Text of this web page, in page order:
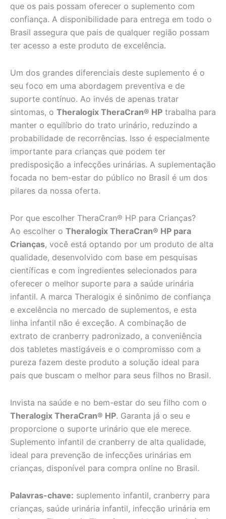
que os pais possam oferecer o suplemento com
confiança. A disponibilidade para entrega em todo o
Brasil assegura que pais de qualquer região possam
ter acesso a este produto de excelência.
Um dos grandes diferenciais deste suplemento é o
seu foco em uma abordagem preventiva e de
suporte contínuo. Ao invés de apenas tratar
sintomas, o Theralogix TheraCran® HP trabalha para
manter o equilíbrio do trato urinário, reduzindo a
probabilidade de recorrências. Isso é especialmente
importante para crianças que podem ter
predisposição a infecções urinárias. A suplementação
focada no bem-estar do público no Brasil é um dos
pilares da nossa oferta.
Por que escolher TheraCran® HP para Crianças?
Ao escolher o Theralogix TheraCran® HP para
Crianças, você está optando por um produto de alta
qualidade, desenvolvido com base em pesquisas
científicas e com ingredientes selecionados para
oferecer o melhor suporte para a saúde urinária
infantil. A marca Theralogix é sinônimo de confiança
e excelência no mercado de suplementos, e esta
linha infantil não é exceção. A combinação de
extrato de cranberry padronizado, a conveniência
dos tabletes mastigáveis e o compromisso com a
pureza fazem deste produto a solução ideal para
pais que buscam o melhor para seus filhos no Brasil.
Invista na saúde e no bem-estar do seu filho com o
Theralogix TheraCran® HP. Garanta já o seu e
proporcione o suporte urinário que ele merece.
Suplemento infantil de cranberry de alta qualidade,
ideal para prevenção de infecções urinárias em
crianças, disponível para compra online no Brasil.
Palavras-chave: suplemento infantil, cranberry para
crianças, saúde urinária infantil, infecção urinária em